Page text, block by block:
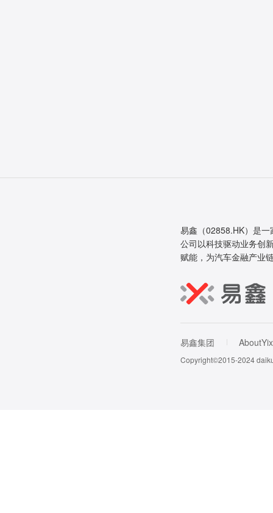
易鑫（02858.HK）是
公司以科技驱动业务创
赋能，为汽车金融产业
易鑫集团
Copyright©2015-2024